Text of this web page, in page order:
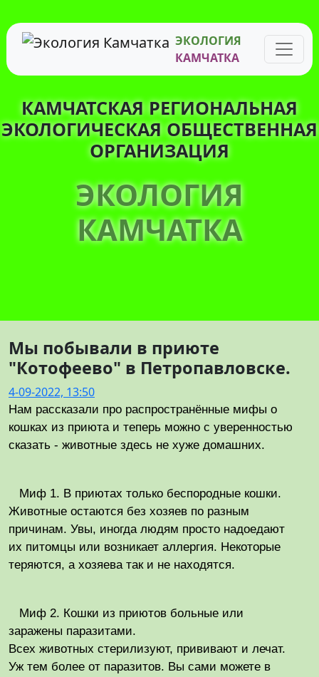
ЭКОЛОГИЯ
КАМЧАТКА
КАМЧАТСКАЯ РЕГИОНАЛЬНАЯ
ЭКОЛОГИЧЕСКАЯ ОБЩЕСТВЕННАЯ
ОРГАНИЗАЦИЯ
ЭКОЛОГИЯ
КАМЧАТКА
Мы побывали в приюте
"Котофеево" в Петропавловске.
4-09-2022, 13:50
Нам рассказали про распространённые мифы о
кошках из приюта и теперь можно с уверенностью
сказать - животные здесь не хуже домашних.
Миф 1. В приютах только беспородные кошки.
Животные остаются без хозяев по разным
причинам. Увы, иногда людям просто надоедают
их питомцы или возникает аллергия. Некоторые
теряются, а хозяева так и не находятся.
Миф 2. Кошки из приютов больные или
заражены паразитами.
Всех животных стерилизуют, прививают и лечат.
Уж тем более от паразитов. Вы сами можете в